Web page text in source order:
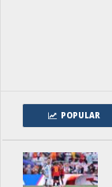
POPULAR